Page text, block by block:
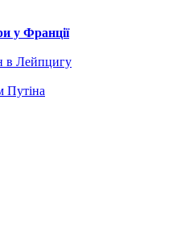
у Франції
в Лейпцигу
Путіна